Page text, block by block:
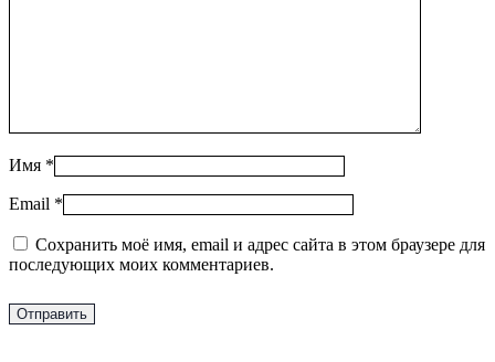
Имя *
Email *
Сохранить моё имя, email и адрес сайта в этом браузере для
последующих моих комментариев.